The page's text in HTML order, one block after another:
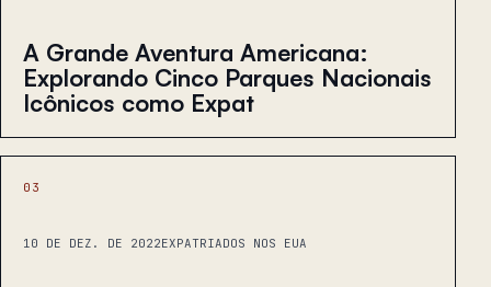
A Grande Aventura Americana:
Explorando Cinco Parques Nacionais
Icônicos como Expat
03
10 DE DEZ. DE 2022EXPATRIADOS NOS EUA